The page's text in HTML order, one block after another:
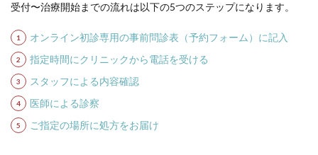
受付〜治療開始までの流れは以下の5つのステップになります。
オンライン初診専用の事前問診表（予約フォーム）に記入
指定時間にクリニックから電話を受ける
スタッフによる内容確認
医師による診察
ご指定の場所に処方をお届け